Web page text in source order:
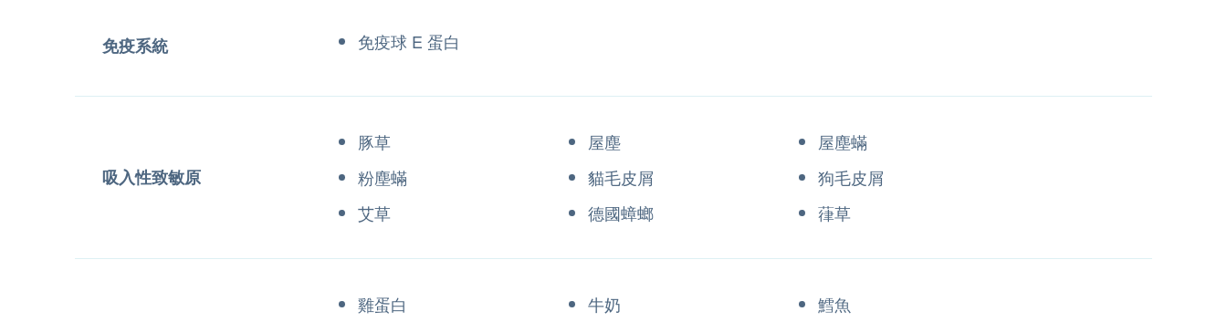
免疫系統 免疫球 E 蛋白
吸入性致敏原
豚草 屋塵
屋塵蟎
粉塵蟎
貓毛皮屑
狗毛皮屑
艾草
德國蟑螂 葎草
雞蛋白 牛奶
鱈魚